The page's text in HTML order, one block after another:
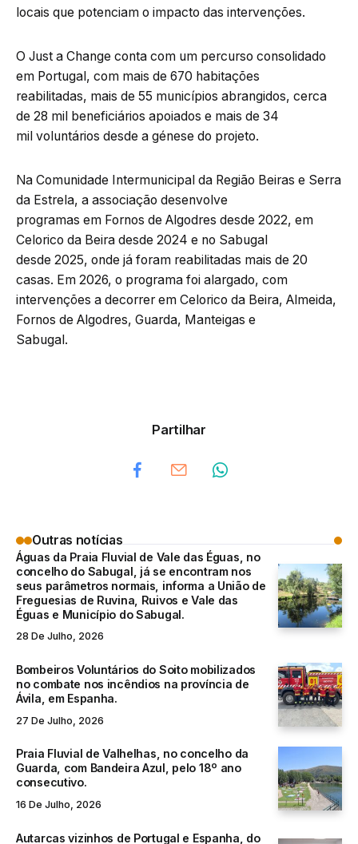
locais que potenciam o impacto das intervenções.
O Just a Change conta com um percurso consolidado
em Portugal, com mais de 670 habitações
reabilitadas, mais de 55 municípios abrangidos, cerca
de 28 mil beneficiários apoiados e mais de 34
mil voluntários desde a génese do projeto.
Na Comunidade Intermunicipal da Região Beiras e Serra
da Estrela, a associação desenvolve
programas em Fornos de Algodres desde 2022, em
Celorico da Beira desde 2024 e no Sabugal
desde 2025, onde já foram reabilitadas mais de 20
casas. Em 2026, o programa foi alargado, com
intervenções a decorrer em Celorico da Beira, Almeida,
Fornos de Algodres, Guarda, Manteigas e
Sabugal.
Partilhar
Outras notícias
Águas da Praia Fluvial de Vale das Éguas, no
concelho do Sabugal, já se encontram nos
seus parâmetros normais, informa a União de
Freguesias de Ruvina, Ruivos e Vale das
Éguas e Município do Sabugal.
28 De Julho, 2026
Bombeiros Voluntários do Soito mobilizados
no combate nos incêndios na província de
Ávila, em Espanha.
27 De Julho, 2026
Praia Fluvial de Valhelhas, no concelho da
Guarda, com Bandeira Azul, pelo 18º ano
consecutivo.
16 De Julho, 2026
Autarcas vizinhos de Portugal e Espanha, do